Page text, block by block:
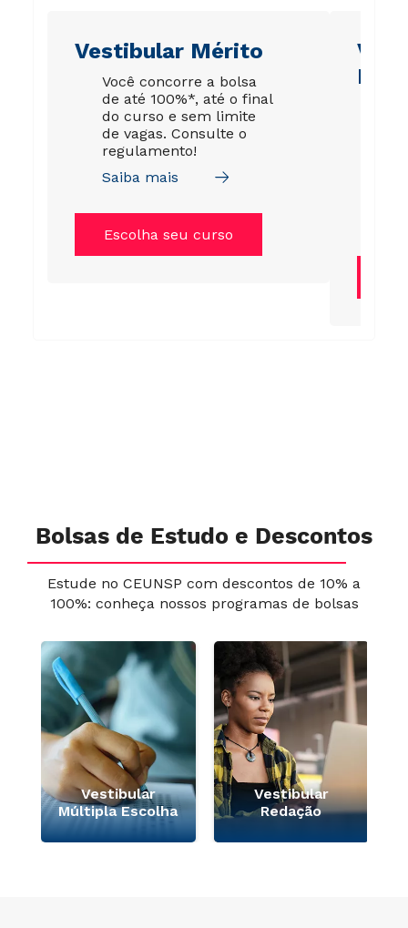
Vestibular Mérito
Você concorre a bolsa
de até 100%*, até o final
do curso e sem limite
de vagas. Consulte o
regulamento!
Saiba mais
Escolha seu curso
Bolsas de Estudo e Descontos
Estude no CEUNSP com descontos de 10% a
100%: conheça nossos programas de bolsas
Vestibular
Múltipla Escolha
Vestibular
Redação